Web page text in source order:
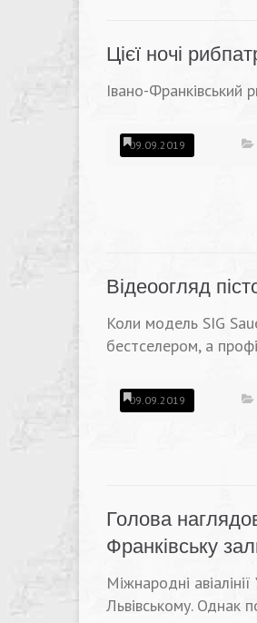
Цієї ночі
Івано-Франківський
09.09.2019
Відеоогляд
Коли модель SIG
бестселером, а
09.09.2019
Голова
Франківську
Міжнародні
Львівському. Однак